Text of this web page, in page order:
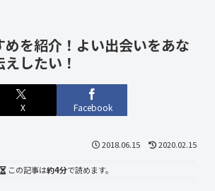
めを紹介！よい出会いをあな
したい！
X Facebook
2018.06.15 2020.02.15
この記事は約4分で読めます。